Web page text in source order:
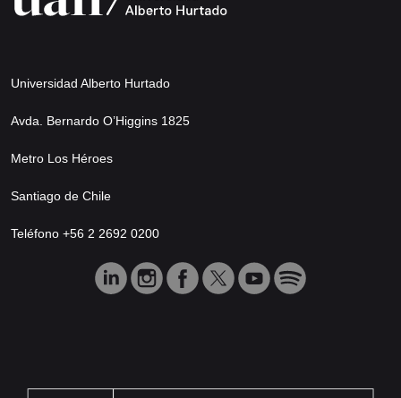
Universidad Alberto Hurtado
Avda. Bernardo O’Higgins 1825
Metro Los Héroes
Santiago de Chile
Teléfono +56 2 2692 0200